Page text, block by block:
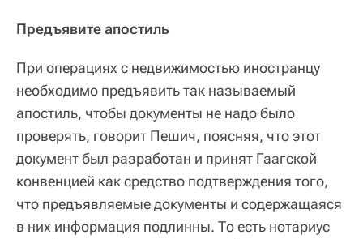
Предъявите апостиль
При операциях с недвижимостью иностранцу
необходимо предъявить так называемый
апостиль, чтобы документы не надо было
проверять, говорит Пешич, поясняя, что этот
документ был разработан и принят Гаагской
конвенцией как средство подтверждения того,
что предъявляемые документы и содержащаяся
в них информация подлинны. То есть нотариус